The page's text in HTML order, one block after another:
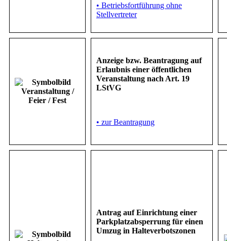
• Betriebsfortführung ohne
Stellvertreter
Anzeige bzw. Beantragung auf
Erlaubnis einer öffentlichen
Veranstaltung nach Art. 19
LStVG
• zur Beantragung
Antrag auf Einrichtung einer
Parkplatzabsperrung für einen
Umzug in Halteverbotszonen